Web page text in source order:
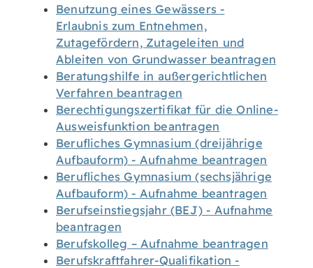
Benutzung eines Gewässers -
Erlaubnis zum Entnehmen,
Zutagefördern, Zutageleiten und
Ableiten von Grundwasser beantragen
Beratungshilfe in außergerichtlichen
Verfahren beantragen
Berechtigungszertifikat für die Online-
Ausweisfunktion beantragen
Berufliches Gymnasium (dreijährige
Aufbauform) - Aufnahme beantragen
Berufliches Gymnasium (sechsjährige
Aufbauform) - Aufnahme beantragen
Berufseinstiegsjahr (BEJ) - Aufnahme
beantragen
Berufskolleg – Aufnahme beantragen
Berufskraftfahrer-Qualifikation -